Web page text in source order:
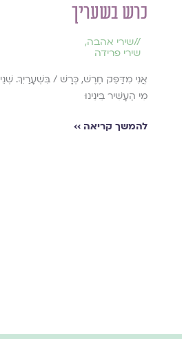
כרש בשעריך
//שירי אהבה,
שירי פרידה
אֲנִי מִדַּפֵּק חֶרֶשׁ, כְּרָשׁ / בִּשְׁעָרַיִךְ.
מִי הֶעָשִׁיר בֵּינֵינוּ
להמשך קריאה ››